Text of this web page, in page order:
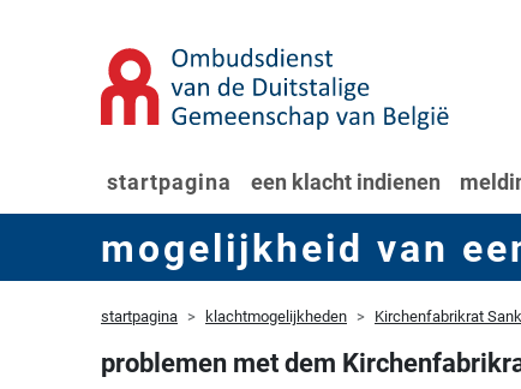
startpagina een klacht indienen
mogelijkheid van
startpagina klachtmogelijkheden Kirchenfabrikrat
problemen met dem